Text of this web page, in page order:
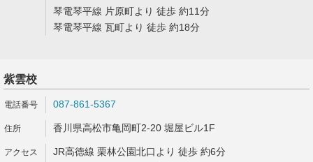
琴電琴平線 片原町より 徒歩 約11分
琴電琴平線 瓦町より 徒歩 約18分
紫雲校
087-861-5367
香川県高松市亀岡町2-20 堀屋ビル1F
JR高徳線 栗林公園北口より 徒歩 約6分